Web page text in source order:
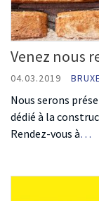
Venez nous
04.03.2019
Nous serons
dédié à la
Rendez-vous à…